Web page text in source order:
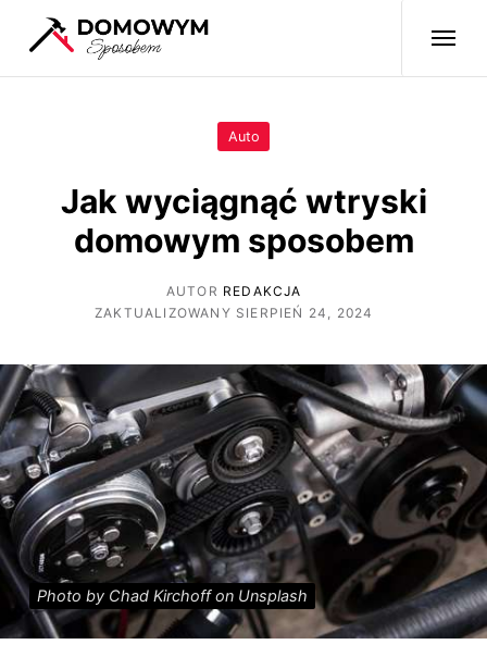
Auto
Jak wyciągnąć wtryski
domowym sposobem
AUTOR REDAKCJA
ZAKTUALIZOWANY SIERPIEŃ 24, 2024
Photo by Chad Kirchoff on Unsplash